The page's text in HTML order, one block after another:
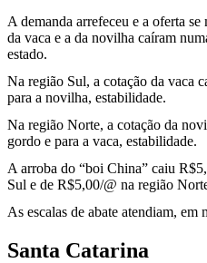
A demanda arrefeceu e a oferta
da vaca e a da novilha caíram
estado.
Na região Sul, a cotação da vaca
para a novilha, estabilidade.
Na região Norte, a cotação da
gordo e para a vaca, estabilidade.
A arroba do “boi China” caiu
Sul e de R$5,00/@ na região
As escalas de abate atendiam, em
Santa Catarina